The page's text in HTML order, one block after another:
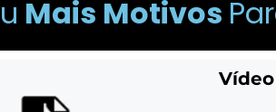
Mais Motivos